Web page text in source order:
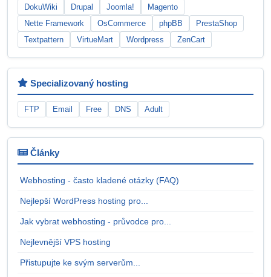
DokuWiki Drupal Joomla!
Magento
Nette Framework
OsCommerce phpBB
PrestaShop
Textpattern
VirtueMart Wordpress ZenCart
Specializovaný hosting
FTP Email Free DNS Adult
Články
Webhosting - často kladené otázky (FAQ)
Nejlepší WordPress hosting pro...
Jak vybrat webhosting - průvodce pro...
Nejlevnější VPS hosting
Přistupujte ke svým serverům...